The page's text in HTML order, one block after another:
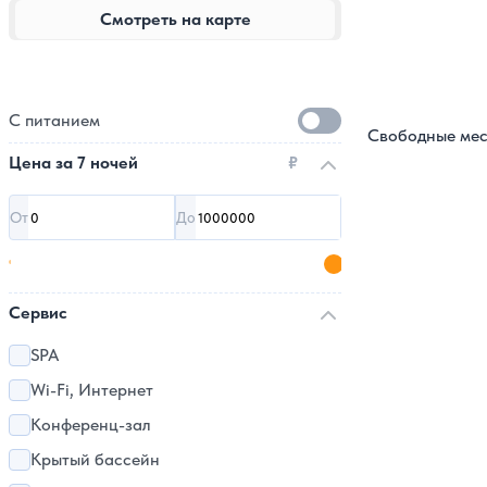
Смотреть на карте
Свободные
С питанием
Цена за 7 ночей ₽
От До
Сервис
SPA
Wi-Fi, Интернет
Конференц-зал
Крытый бассейн